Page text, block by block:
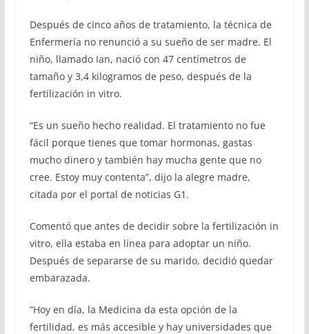
Después de cinco años de tratamiento, la técnica de
Enfermería no renunció a su sueño de ser madre. El
niño, llamado Ian, nació con 47 centímetros de
tamaño y 3,4 kilogramos de peso, después de la
fertilización in vitro.
“Es un sueño hecho realidad. El tratamiento no fue
fácil porque tienes que tomar hormonas, gastas
mucho dinero y también hay mucha gente que no
cree. Estoy muy contenta”, dijo la alegre madre,
citada por el portal de noticias G1.
Comentó que antes de decidir sobre la fertilización in
vitro, ella estaba en línea para adoptar un niño.
Después de separarse de su marido, decidió quedar
embarazada.
“Hoy en día, la Medicina da esta opción de la
fertilidad, es más accesible y hay universidades que